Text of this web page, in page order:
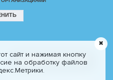
8 (800) 100-77-30
сайт и нажимая кнопку
на обработку файлов
✖